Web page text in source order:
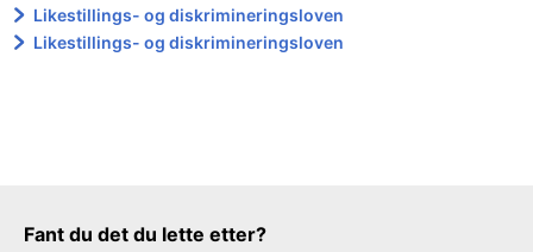
Likestillings- og diskrimineringsloven
Likestillings- og diskrimineringsloven
Tilbakemeldingsskjema
Fant du det du lette etter?